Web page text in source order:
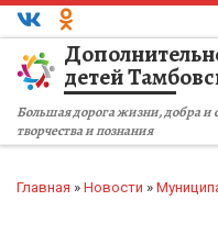
Перейти к содержимому
детей
Большая дорога жизни, добра и
творчества и познания
Главная » Новости »